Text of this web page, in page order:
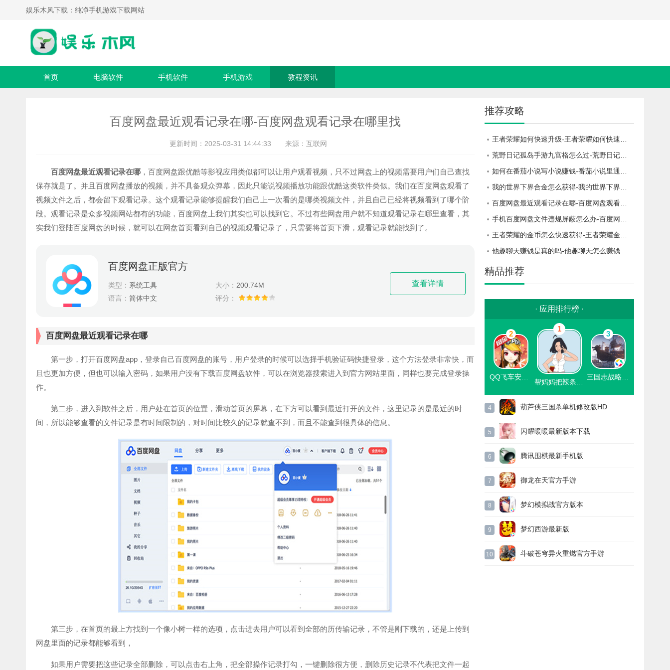
娱乐木风下载：纯净手机游戏下载网站
首页 电脑软件 手机软件 手机游戏 教程资讯
百度网盘最近观看记录在哪-百度网盘观看记录在哪里找
更新时间：2025-03-31 14:44:33 来源：互联网
百度网盘最近观看记录在哪 ，百度网盘跟优酷等影视应用类似都可以让用户观看视频，只不过网盘上的视频需要用户们自己查找
保存就是了。并且百度网盘播放的视频，并不具备观众弹幕，因此只能说视频播放功能跟优酷这类软件类似。我们在百度网盘观看了
视频文件之后，都会留下观看记录。这个观看记录能够提醒我们自己上一次看的是哪类视频文件，并且自己已经将视频看到了哪个阶
段。观看记录是众多视频网站都有的功能，百度网盘上我们其实也可以找到它。不过有些网盘用户就不知道观看记录在哪里查看，其
实我们登陆百度网盘的时候，就可以在网盘首页看到自己的视频观看记录了，只需要将首页下滑，观看记录就能找到了。
百度网盘正版官方
类型： 系统工具 大小： 200.74M
语言： 简体中文 评分：
查看详情
百度网盘最近观看记录在哪
第一步，打开百度网盘app，登录自己百度网盘的账号，用户登录的时候可以选择手机验证码快捷登录，这个方法登录非常快，而
且也更加方便，但也可以输入密码，如果用户没有下载百度网盘软件，可以在浏览器搜索进入到官方网站里面，同样也要完成登录操
作。
第二步，进入到软件之后，用户处在首页的位置，滑动首页的屏幕，在下方可以看到最近打开的文件，这里记录的是最近的时
间，所以能够查看的文件记录是有时间限制的，对时间比较久的记录就查不到，而且不能查到很具体的信息。
第三步，在首页的最上方找到一个像小树一样的选项，点击进去用户可以看到全部的历传输记录，不管是刚下载的，还是上传到
网盘里面的记录都能够看到，
如果用户需要把这些记录全部删除，可以点击右上角，把全部操作记录打勾，一键删除很方便，删除历史记录不代表把文件一起
推荐攻略
王者荣耀如何快速升级-王者荣耀如何快速升级等级经验
荒野日记孤岛手游九宫格怎么过-荒野日记孤岛九宫格怎么解
如何在番茄小说写小说赚钱-番茄小说里通过写小说赚钱的攻略
我的世界下界合金怎么获得-我的世界下界合金获得方法
百度网盘最近观看记录在哪-百度网盘观看记录在哪里找
手机百度网盘文件违规屏蔽怎么办-百度网盘文件违规屏蔽了怎么解除手机
王者荣耀的金币怎么快速获得-王者荣耀金币怎样快速获得
他趣聊天赚钱是真的吗-他趣聊天怎么赚钱
精品推荐
· 应用排行榜 ·
1
2 3
4 葫芦侠三国杀单机修改版HD
5 闪耀暖暖最新版本下载
6 腾讯围棋最新手机版
7 御龙在天官方手游
8 梦幻模拟战官方版本
9 梦幻西游最新版
10 斗破苍穹异火重燃官方手游